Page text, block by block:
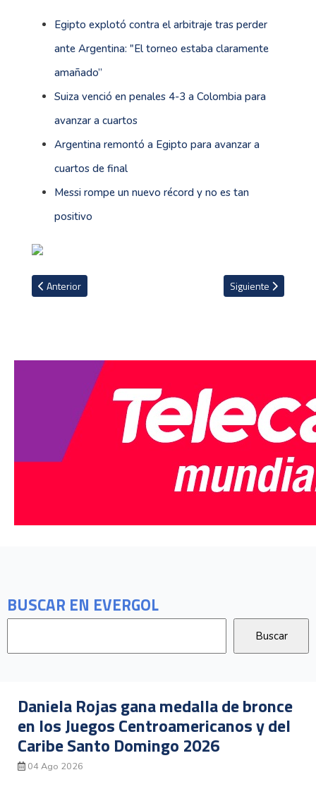
BUSCAR EN EVERGOL
Daniela Rojas gana medalla de bronce
en los Juegos Centroamericanos y del
Caribe Santo Domingo 2026
04 Ago 2026
Egipto explotó contra el arbitraje tras perder
ante Argentina: "El torneo estaba claramente
amañado”
Suiza venció en penales 4-3 a Colombia para
avanzar a cuartos
Argentina remontó a Egipto para avanzar a
cuartos de final
Messi rompe un nuevo récord y no es tan
positivo
Artículo anterior: Griezmann: “Vengo a Orlando para ganar títulos”
Anterior Artículo siguiente:
Siguiente